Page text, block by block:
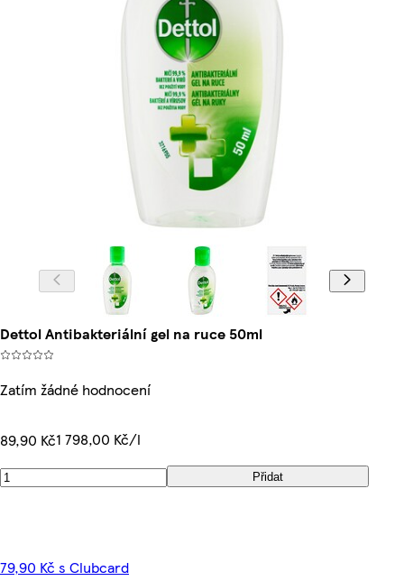
Dettol Antibakteriální gel na ruce 50ml
Zatím žádné hodnocení
89,90 Kč1 798,00 Kč/l
Přidat
79,90 Kč s Clubcard